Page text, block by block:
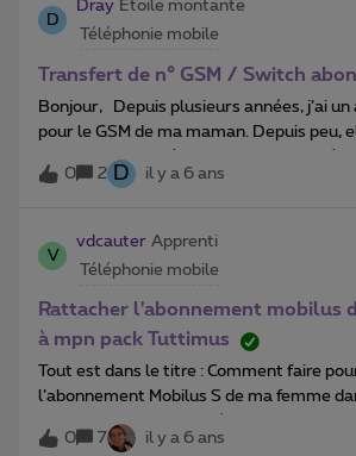
D
Dray Etoile montante
Téléphonie mobile
Transfert de n° GSM / Switch
Bonjour, Depuis plusieurs années, j’ai un abonnement
pour le GSM de ma maman. Depuis peu,
cliente Proximus (installation en cours), a
compte, et a reçu une nouvelle carte SIM
intéressante que l’actuel que j’ai sur mon
faut il faire pour Transférer son numéro de GSM de mon
compte vers le sien? Avoir les avantages du pack de son
nouveau numéro sur son ancien numéro.
maman souhaiterais conserver son
0 2 D il y a 6 ans
V
vdcauter Apprenti
Téléphonie mobile
Rattacher l'abonnement mobilus
à mpn pack Tuttimus
Tout est dans le titre : Comment faire
l’abonnement Mobilus S de ma femme
Tuttimus qui contient déja mon propre
Mobilus.
0 7 il y a 6 ans